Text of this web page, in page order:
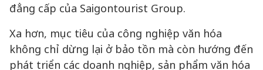
đẳng cấp của Saigontourist Group.
Xa hơn, mục tiêu của công nghiệp văn hóa
không chỉ dừng lại ở bảo tồn mà còn hướng đến
phát triển các doanh nghiệp, sản phẩm văn hóa